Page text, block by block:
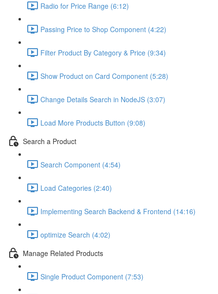
Radio for Price Range (6:12)
Passing Price to Shop Component (4:22)
Filter Product By Category & Price (9:34)
Show Product on Card Component (5:28)
Change Details Search in NodeJS (3:07)
Load More Products Button (9:08)
Search a Product
Search Component (4:54)
Load Categories (2:40)
Implementing Search Backend & Frontend (14:16)
optimize Search (4:02)
Manage Related Products
Single Product Component (7:53)